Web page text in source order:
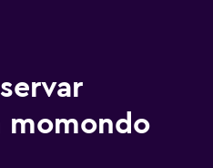
momondo